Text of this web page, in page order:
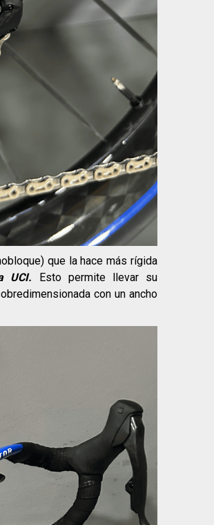
que la hace más rígida
UCI. Esto permite llevar su
con un ancho